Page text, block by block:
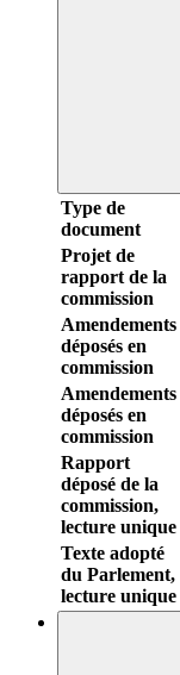
Type de
document
Projet de
rapport de la
commission
Amendements
déposés en
commission
Amendements
déposés en
commission
Rapport
déposé de la
commission,
lecture unique
Texte adopté
du Parlement,
lecture unique